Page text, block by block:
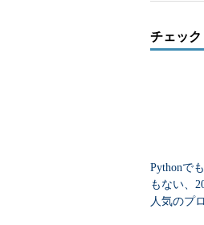
チェッ
Pythonで
もない、
人気のプ